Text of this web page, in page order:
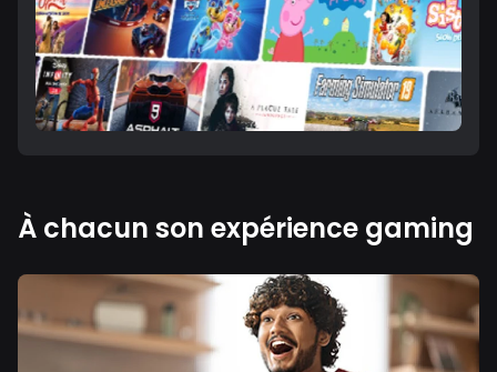
À chacun son expérience gaming